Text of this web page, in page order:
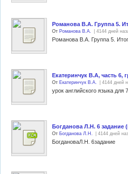
Романова В.А. Группа 5.
От Романова В.А. | 4144 дней
Романова В.А. Группа 5.
Екатеринчук В.А, часть 6,
От Екатеринчук В.А. | 4144 дней
урок английского языка
Богданова Л.Н. 6 задание
От Богданова Л.Н. | 4144 дней
БогдановаЛ.Н. 6задание